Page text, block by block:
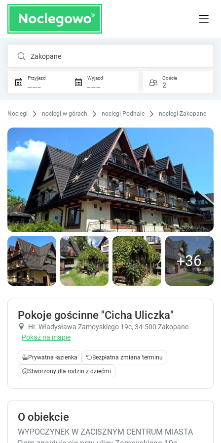
Zakopane
Przyjazd
_._._
Wyjazd
_._._
Goście
2
Noclegi noclegi w górach noclegi Podhale noclegi Zakopane
+36
Pokoje gościnne "Cicha Uliczka"
Hr. Władysława Zamoyskiego 19c, 34-500 Zakopane
Pokaż na mapie
Prywatna łazienka
Bezpłatna zmiana terminu
Stworzony dla rodzin z dziećmi
O obiekcie
WYPOCZYNEK W ZACISZNYM CENTRUM MIASTA